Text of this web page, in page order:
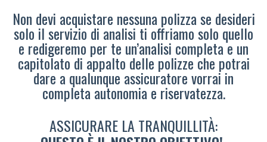
Non devi acquistare nessuna polizza se desideri
solo il servizio di analisi ti offriamo solo quello
e redigeremo per te un’analisi completa e un
capitolato di appalto delle polizze che potrai
dare a qualunque assicuratore vorrai in
completa autonomia e riservatezza.
ASSICURARE LA TRANQUILLITÀ: